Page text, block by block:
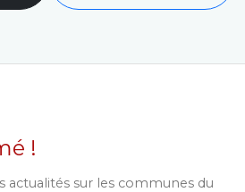
!
actualités sur les communes du